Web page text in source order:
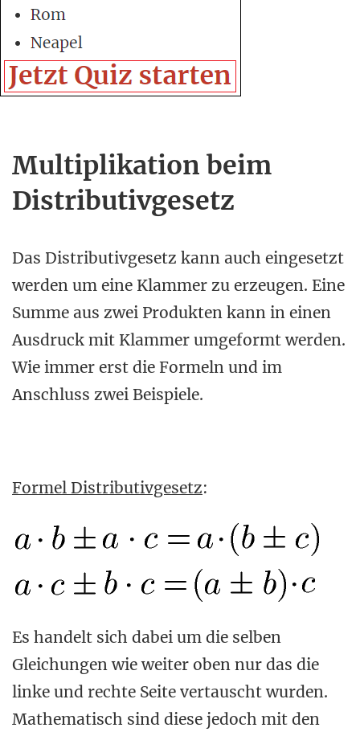
Multiplikation beim
Distributivgesetz
Das Distributivgesetz kann auch eingesetzt
werden um eine Klammer zu erzeugen. Eine
Summe aus zwei Produkten kann in einen
Ausdruck mit Klammer umgeformt werden.
Wie immer erst die Formeln und im
Anschluss zwei Beispiele.
Formel Distributivgesetz:
Es handelt sich dabei um die selben
Gleichungen wie weiter oben nur das die
linke und rechte Seite vertauscht wurden.
Mathematisch sind diese jedoch mit den